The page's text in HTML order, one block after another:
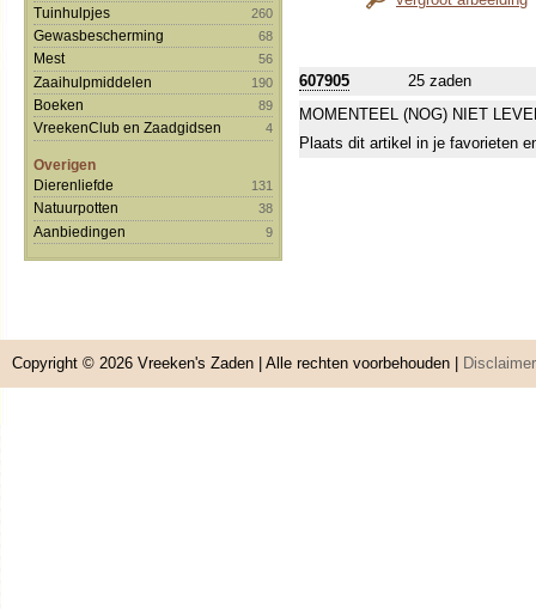
Tuinhulpjes 260
Gewasbescherming 68
Mest 56
Zaaihulpmiddelen 190
Boeken 89
VreekenClub en Zaadgidsen 4
Overigen
Dierenliefde
131
Natuurpotten 38
Aanbiedingen 9
607905
25 zaden
MOMENTEEL (NOG) NIET
Plaats dit artikel in je favorieten
Copyright © 2026 Vreeken's Zaden | Alle rechten voorbehouden | Disclaimer